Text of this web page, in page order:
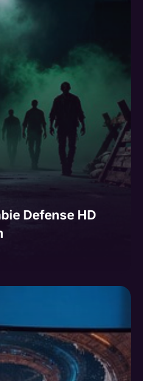
Defense HD